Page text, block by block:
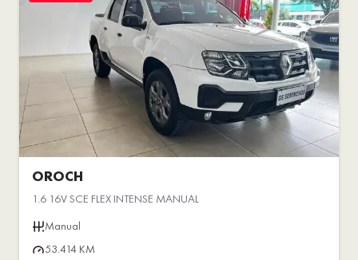
OROCH
1.6 16V SCE FLEX INTENSE MANUAL
Manual
53.414 KM